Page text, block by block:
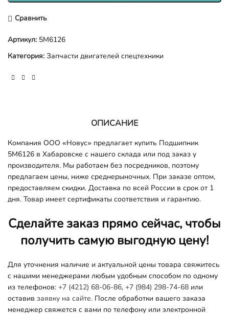
Сравнить
Артикул: 5M6126
Категория: Запчасти двигателей спецтехники
ОПИСАНИЕ
Компания ООО «Новус» предлагает купить Подшипник
5M6126 в Хабаровске с нашего склада или под заказ у
производителя. Мы работаем без посредников, поэтому
предлагаем цены, ниже среднерыночных. При заказе оптом,
предоставляем скидки. Доставка по всей России в срок от 1
дня. Товар имеет сертификаты соответствия и гарантию.
Сделайте заказ прямо сейчас, чтобы
получить самую выгодную цену!
Для уточнения наличие и актуальной цены товара свяжитесь
с нашими менеджерами любым удобным способом по одному
из телефонов: +7 (4212) 68-06-86, +7 (984) 298-74-68 или
оставив заявку на сайте. После обработки вашего заказа
менеджер свяжется с вами по телефону или электронной